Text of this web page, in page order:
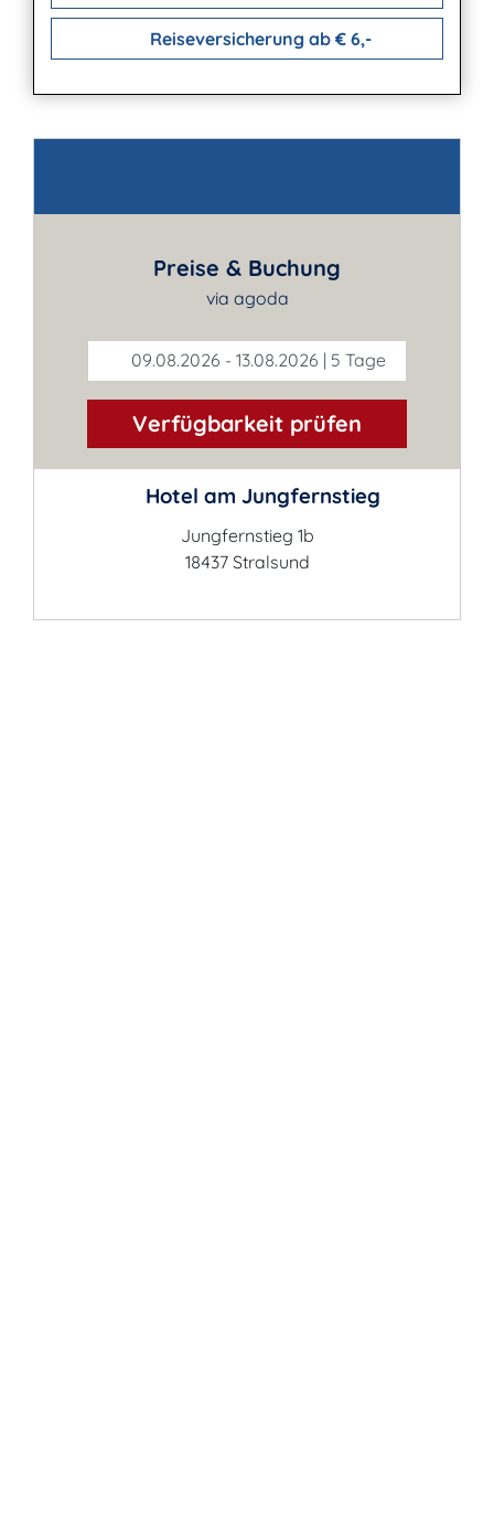
Reiseversicherung ab € 6,-
Preise & Buchung
via agoda
09.08.2026 - 13.08.2026 | 5 Tage
Verfügbarkeit prüfen
Hotel am Jungfernstieg
Jungfernstieg 1b
18437 Stralsund